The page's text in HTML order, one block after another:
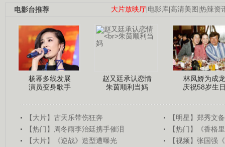
大片放映厅|电影库|高清美图 |热辣资
电影台推荐
杨幂多线发展
演员变身歌手
赵又廷承认恋情
朱茵顺利当妈
林凤娇为成龙
庆祝58岁生
【大片】古天乐带伤狂奔
【明星】郑秀文
【热门】周冬雨李治廷携手催泪
【热门】《香格
【大片】《逆战》造型遭曝光
【视频】张国强